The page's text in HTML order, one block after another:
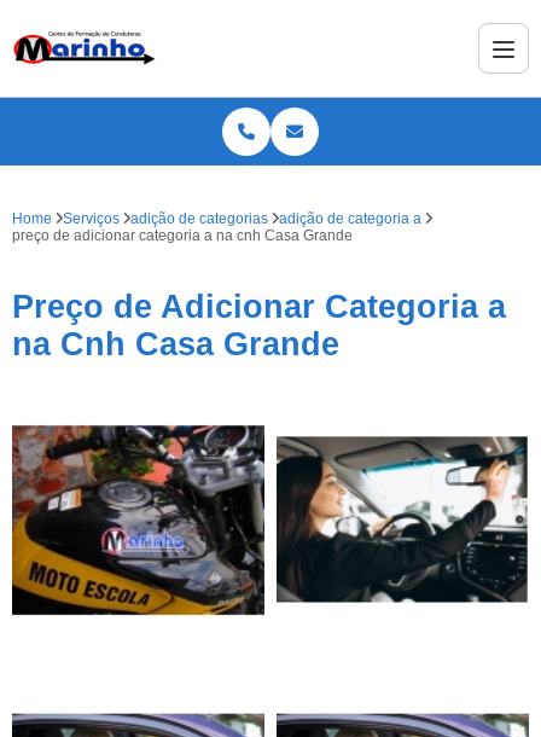
Home Serviços adição de categorias
adição de categoria a
preço de adicionar categoria a na cnh Casa Grande
Preço de Adicionar Categoria a
na Cnh Casa Grande